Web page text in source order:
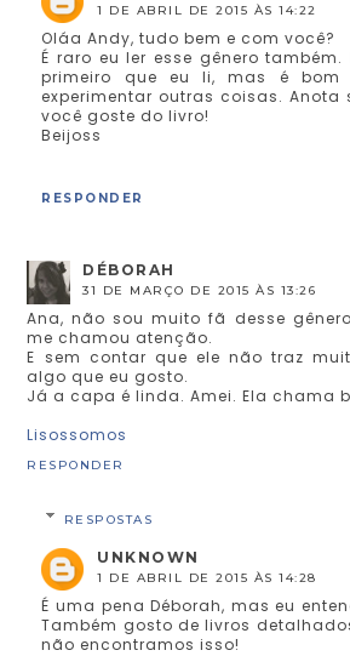
1 DE ABRIL DE 2015 ÀS 14:22
Oláa Andy, tudo bem e com você?
É raro eu ler esse gênero
primeiro que eu li, mas é bom
experimentar outras coisas. Anota
você goste do livro!
Beijoss
RESPONDER
DÉBORAH
31 DE MARÇO DE 2015 ÀS 13:26
Ana, não sou muito fã desse
me chamou atenção.
E sem contar que ele não traz
algo que eu gosto.
Já a capa é linda. Amei. Ela chama
Lisossomos
RESPONDER
RESPOSTAS
UNKNOWN
1 DE ABRIL DE 2015 ÀS 14:28
É uma pena Déborah, mas eu
Também gosto de livros
não encontramos isso!